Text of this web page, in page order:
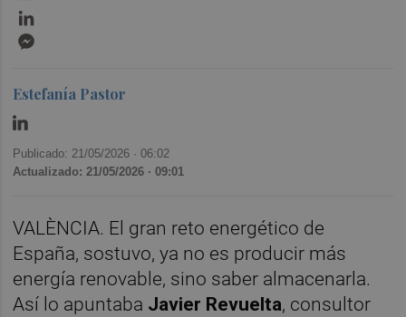
Estefanía Pastor
Publicado: 21/05/2026 ·06:02
Actualizado: 21/05/2026 · 09:01
VALÈNCIA. El gran reto energético de
España, sostuvo, ya no es producir más
energía renovable, sino saber almacenarla.
Así lo apuntaba Javier Revuelta, consultor